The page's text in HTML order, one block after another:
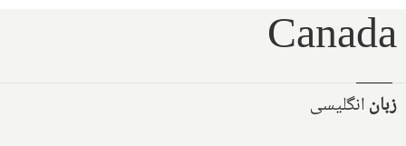
Canada
زبانانگلیسی